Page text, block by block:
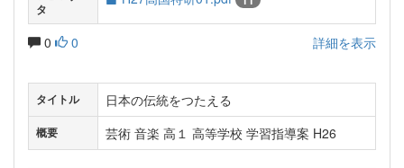
タ
0 0 詳細を表示
タイトル 日本の伝統をつたえる
概要 芸術 音楽 高１ 高等学校 学習指導案 H26